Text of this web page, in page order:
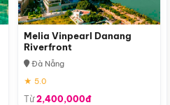
Melia Vinpearl Danang
Riverfront
Đà Nẵng
★ 5.0
Từ2,400,000đ